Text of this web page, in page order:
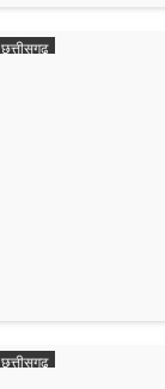
छत्तीसगढ़
छत्तीसगढ़